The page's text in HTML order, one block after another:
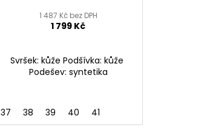
1 487 Kč bez DPH
1 799 Kč
Svršek: kůže Podšívka: kůže
Podešev: syntetika
37 38 39 40 41